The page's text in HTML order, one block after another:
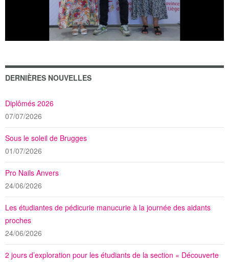
DERNIÈRES NOUVELLES
Diplômés 2026
07/07/2026
Sous le soleil de Brugges
01/07/2026
Pro Nails Anvers
24/06/2026
Les étudiantes de pédicurie manucurie à la journée des aidants
proches
24/06/2026
2 jours d’exploration pour les étudiants de la section « Découverte